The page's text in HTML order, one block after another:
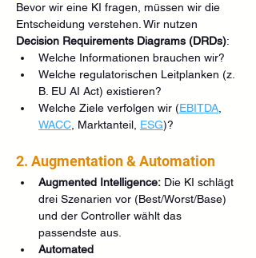
Bevor wir eine KI fragen, müssen wir die
Entscheidung verstehen. Wir nutzen
Decision Requirements Diagrams (DRDs):
Welche Informationen brauchen wir?
Welche regulatorischen Leitplanken (z.
B. EU AI Act) existieren?
Welche Ziele verfolgen wir (EBITDA
WACC , Marktanteil, ESG)?
2. Augmentation & Automation
Augmented Intelligence: Die KI schlägt
drei Szenarien vor (Best/Worst/Base)
und der Controller wählt das
passendste aus.
Automated